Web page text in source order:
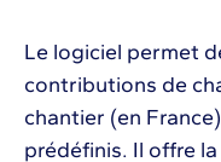
Le logiciel permet
contributions de
chantier (en
prédéfinis. Il offre